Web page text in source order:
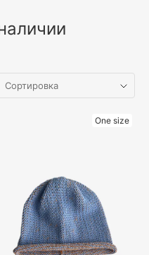
One size